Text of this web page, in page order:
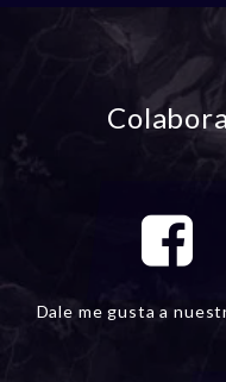
Dale me gusta a